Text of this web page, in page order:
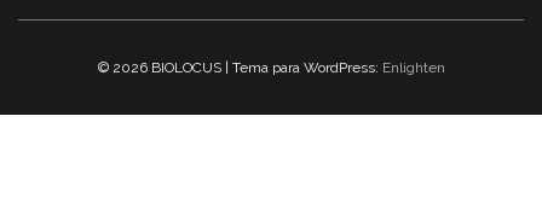
© 2026 BIOLOCUS | Tema para WordPress: Enlighten